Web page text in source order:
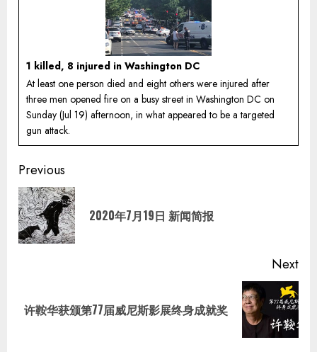
1 killed, 8 injured in Washington DC
At least one person died and eight others were injured after
three men opened fire on a busy street in Washington DC on
Sunday (Jul 19) afternoon, in what appeared to be a targeted
gun attack.
Continue
Reading
Previous
2020年7月19日 新闻简报
Next
Next
许鞍华获颁第77届威尼斯影展终身成就奖